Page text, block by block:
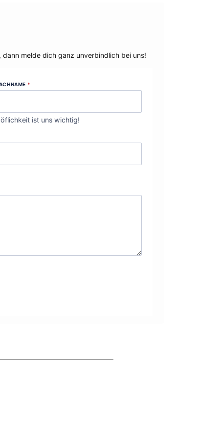
melde dich ganz unverbindlich bei uns!
*
ist uns wichtig!